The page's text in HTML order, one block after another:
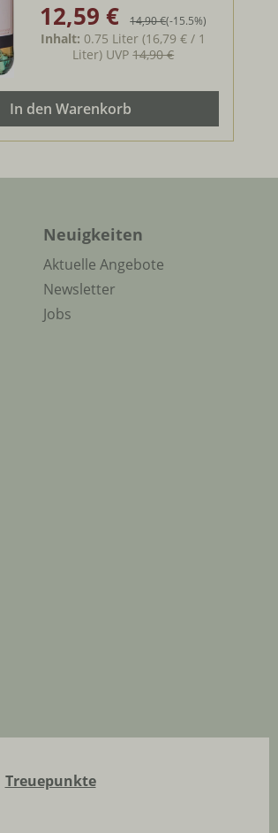
Verkaufspreis:
12,59 € Regulärer Preis:
14,90 €(-15.5%)
Inhalt: 0.75 Liter(16,79 € / 1
Liter) UVP14,90 €
In den Warenkorb
Neuigkeiten
Aktuelle Angebote
Newsletter
Jobs
Treuepunkte